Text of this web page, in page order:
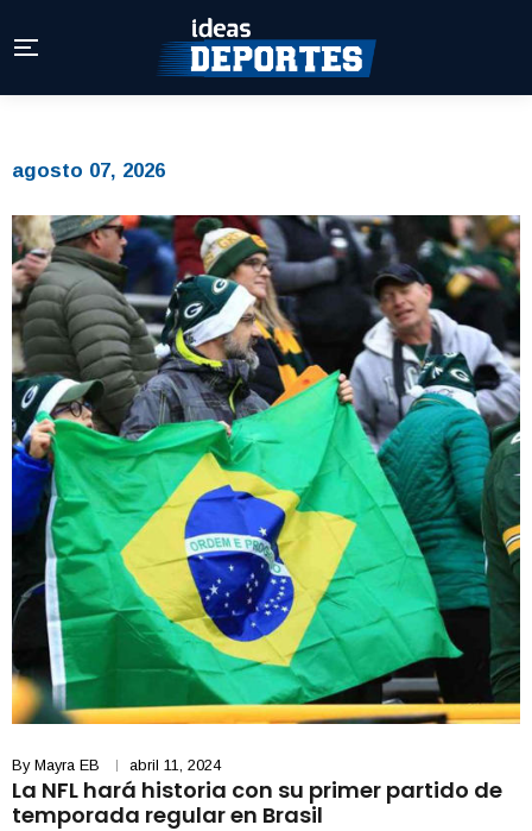
agosto 07, 2026
By Mayra EB abril 11, 2024
La NFL hará historia con su primer partido de
temporada regular en Brasil